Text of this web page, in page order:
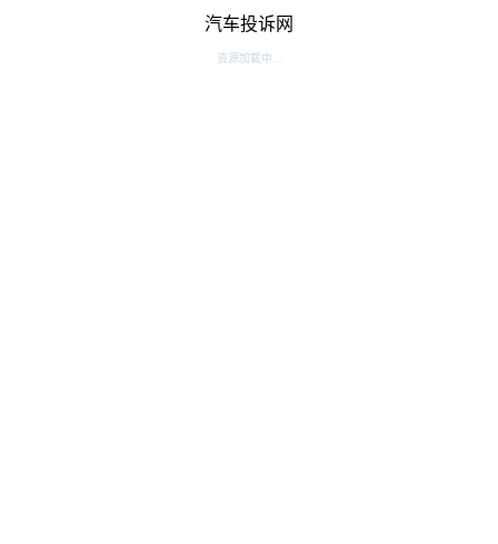
汽车投诉网
资源加载中...